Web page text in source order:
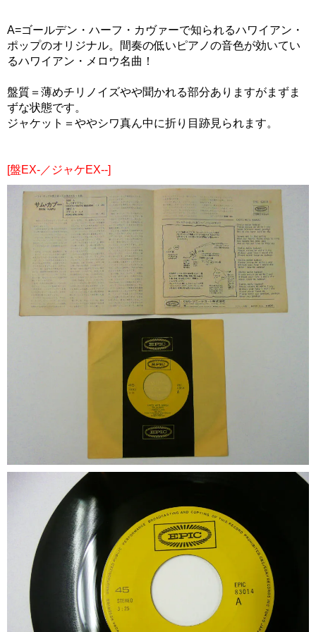
A=ゴールデン・ハーフ・カヴァーで知られるハワイアン・
ポップのオリジナル。間奏の低いピアノの音色が効いてい
るハワイアン・メロウ名曲！
盤質＝薄めチリノイズやや聞かれる部分ありますがまずま
ずな状態です。
ジャケット＝ややシワ真ん中に折り目跡見られます。
[盤EX-／ジャケEX--]